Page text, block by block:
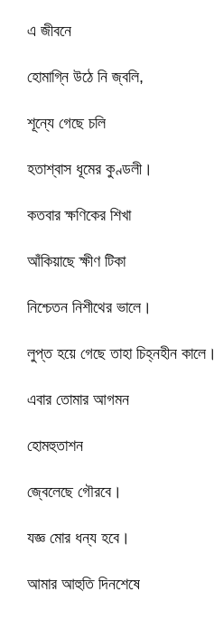
এ জীবনে
হোমাগ্নি উঠে নি জ্বলি,
শূন্যে গেছে চলি
হতাশ্বাস ধূমের কুণ্ডলী।
কতবার ক্ষণিকের শিখা
আঁকিয়াছে ক্ষীণ টিকা
নিশ্চেতন নিশীথের ভালে।
লুপ্ত হয়ে গেছে তাহা চিহ্নহীন কালে।
এবার তোমার আগমন
হোমহুতাশন
জ্বেলেছে গৌরবে।
যজ্ঞ মোর ধন্য হবে।
আমার আহুতি দিনশেষে